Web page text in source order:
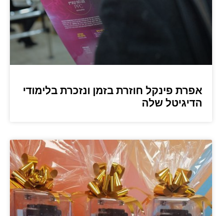
אפרת פינקל חוזרת בזמן ונזכרת בלימודי
הדיגיטל שלה